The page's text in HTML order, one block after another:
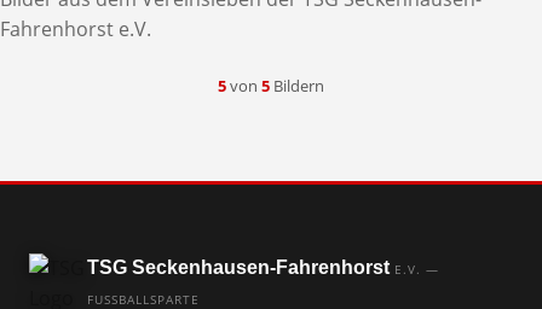
Fahrenhorst e.V.
5von 5 Bildern
TSG Seckenhausen-Fahrenhorst E.V. —
FUSSBALLSPARTE